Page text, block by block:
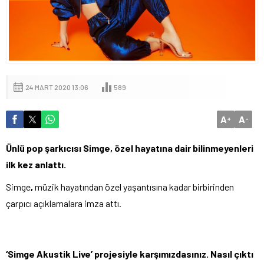
24 MART 2020 13:06 589
A+ A-
Ünlü pop şarkıcısı Simge, özel hayatına dair bilinmeyenleri
ilk kez anlattı.
Simge, müzik hayatından özel yaşantısına kadar birbirinden
çarpıcı açıklamalara imza attı.
‘Simge Akustik Live’ projesiyle karşımızdasınız. Nasıl çıktı